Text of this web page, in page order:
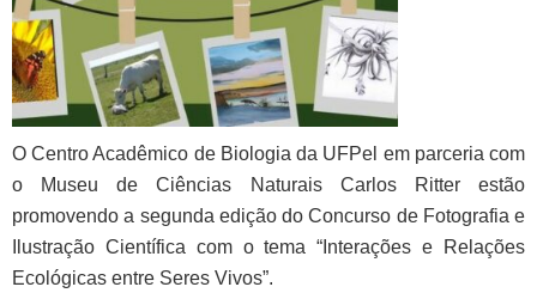
O Centro Acadêmico de Biologia da UFPel em parceria com
o Museu de Ciências Naturais Carlos Ritter estão
promovendo a segunda edição do Concurso de Fotografia e
Ilustração Científica com o tema “Interações e Relações
Ecológicas entre Seres Vivos”.